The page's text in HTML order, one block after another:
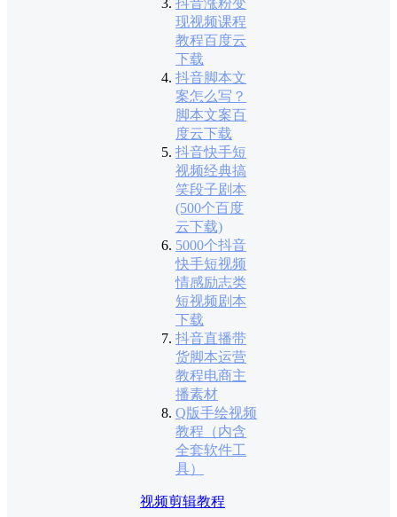
抖音涨粉变
现视频课程
教程百度云
下载
抖音脚本文
案怎么写？
脚本文案百
度云下载
抖音快手短
视频经典搞
笑段子剧本
(500个百度
云下载)
5000个抖音
快手短视频
情感励志类
短视频剧本
下载
抖音直播带
货脚本运营
教程电商主
播素材
Q版手绘视频
教程（内含
全套软件工
具）
视频剪辑教程